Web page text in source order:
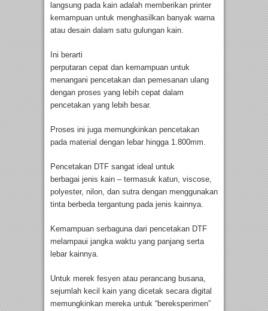
langsung pada kain adalah memberikan printer
kemampuan untuk menghasilkan banyak warna
atau desain dalam satu gulungan kain.
Ini berarti
perputaran cepat dan kemampuan untuk
menangani pencetakan dan pemesanan ulang
dengan proses yang lebih cepat dalam
pencetakan yang lebih besar.
Proses ini juga memungkinkan pencetakan
pada material dengan lebar hingga 1.800mm.
Pencetakan DTF sangat ideal untuk
berbagai jenis kain – termasuk katun, viscose,
polyester, nilon, dan sutra dengan menggunakan
tinta berbeda tergantung pada jenis kainnya.
Kemampuan serbaguna dari pencetakan DTF
melampaui jangka waktu yang panjang serta
lebar kainnya.
Untuk merek fesyen atau perancang busana,
sejumlah kecil kain yang dicetak secara digital
memungkinkan mereka untuk “bereksperimen”